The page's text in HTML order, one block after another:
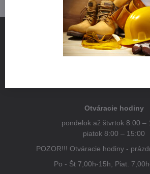
NÁJDETE NÁS
Otváracie hodiny
pondelok až štvrtok 8:00 –
piatok 8:00 – 15:00
POZOR!!! Otváracie hodiny -
Po - Št 7,00h-15h, Piat.